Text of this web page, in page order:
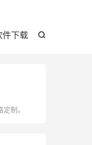

件下载
制。